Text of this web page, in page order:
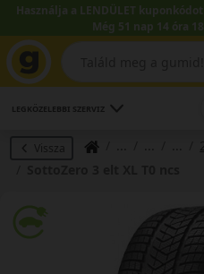
Használja a LENDÜLET
Még 51 nap 14 óra
LEGKÖZELEBBI SZERVIZ
Vissza